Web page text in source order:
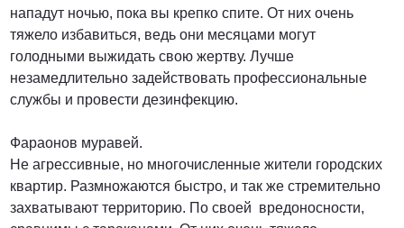
нападут ночью, пока вы крепко спите. От них очень
тяжело избавиться, ведь они месяцами могут
голодными выжидать свою жертву. Лучше
незамедлительно задействовать профессиональные
службы и провести дезинфекцию.
Фараонов муравей.
Не агрессивные, но многочисленные жители городских
квартир. Размножаются быстро, и так же стремительно
захватывают территорию. По своей вредоносности,